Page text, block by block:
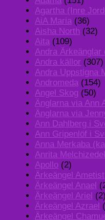
Agartha (Inre
AiA Maria (36)
Aisha North (32)
Aita (109)
Andra Ärkeänglar
Andra källor (307)
Andra Uppstigna
Andromeda (154)
Angel Skog (50)
Änglarna via Ann
Änglarna via
Ann Dahlberg i
Ann Gripenlöf i
Anna Merkaba
Anrita
Apollo (2)
Ärkeängel Ametist
Ärkeängel Anael
Ärkeängel Ariel (2)
Ärkeängel Azrael
Ärkeängel